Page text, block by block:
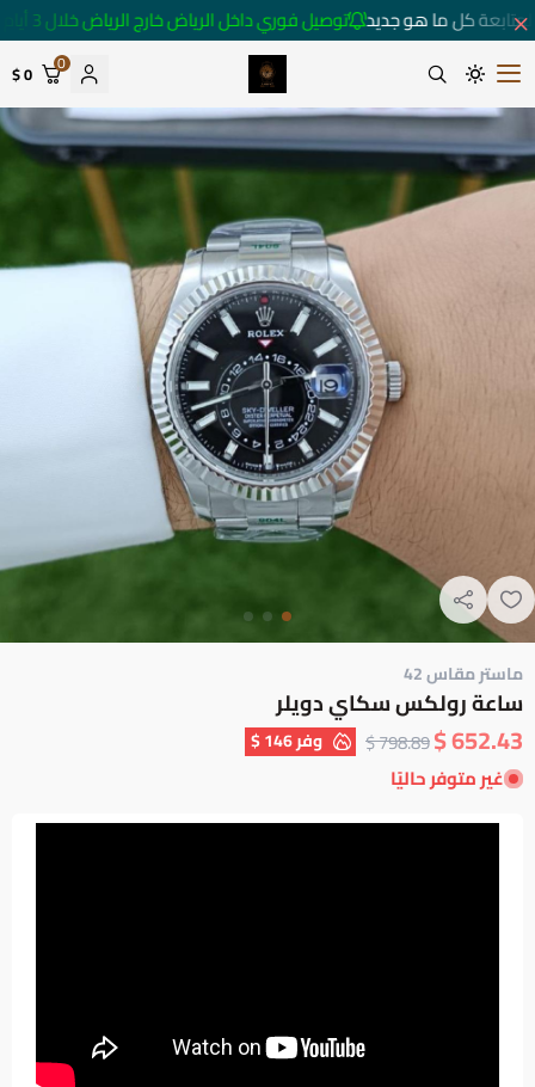
كل ما هو جديد توصيل فوري داخل الرياض خارج الرياض خلال 3 أيام 🚚
متجر ساعات رومانس
0
0 $
ماستر مقاس 42
ساعة رولكس سكاي دويلر
652.43 $
798.89 $ وفر146 $
غير متوفر حاليًا